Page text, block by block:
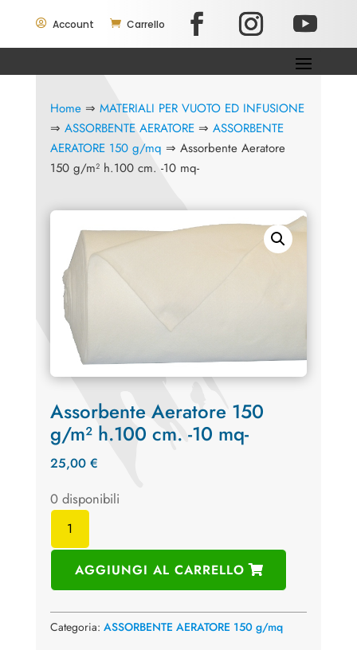
 Account  Carrello
Home⇒ MATERIALI PER VUOTO ED INFUSIONE
⇒ ASSORBENTE AERATORE⇒ ASSORBENTE
AERATORE 150 g/mq ⇒ Assorbente Aeratore
150 g/m² h.100 cm. -10 mq-
Assorbente Aeratore 150
g/m² h.100 cm. -10 mq-
25,00 €
0 disponibili
Assorbente
Aeratore
150
g/m²
h.100
cm.
-10
AGGIUNGI AL CARRELLO
Categoria: ASSORBENTE AERATORE 150 g/mq